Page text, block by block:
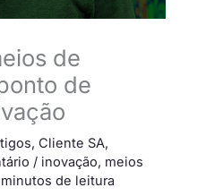
de
de
, Cliente SA,
/ inovação, meios
de leitura